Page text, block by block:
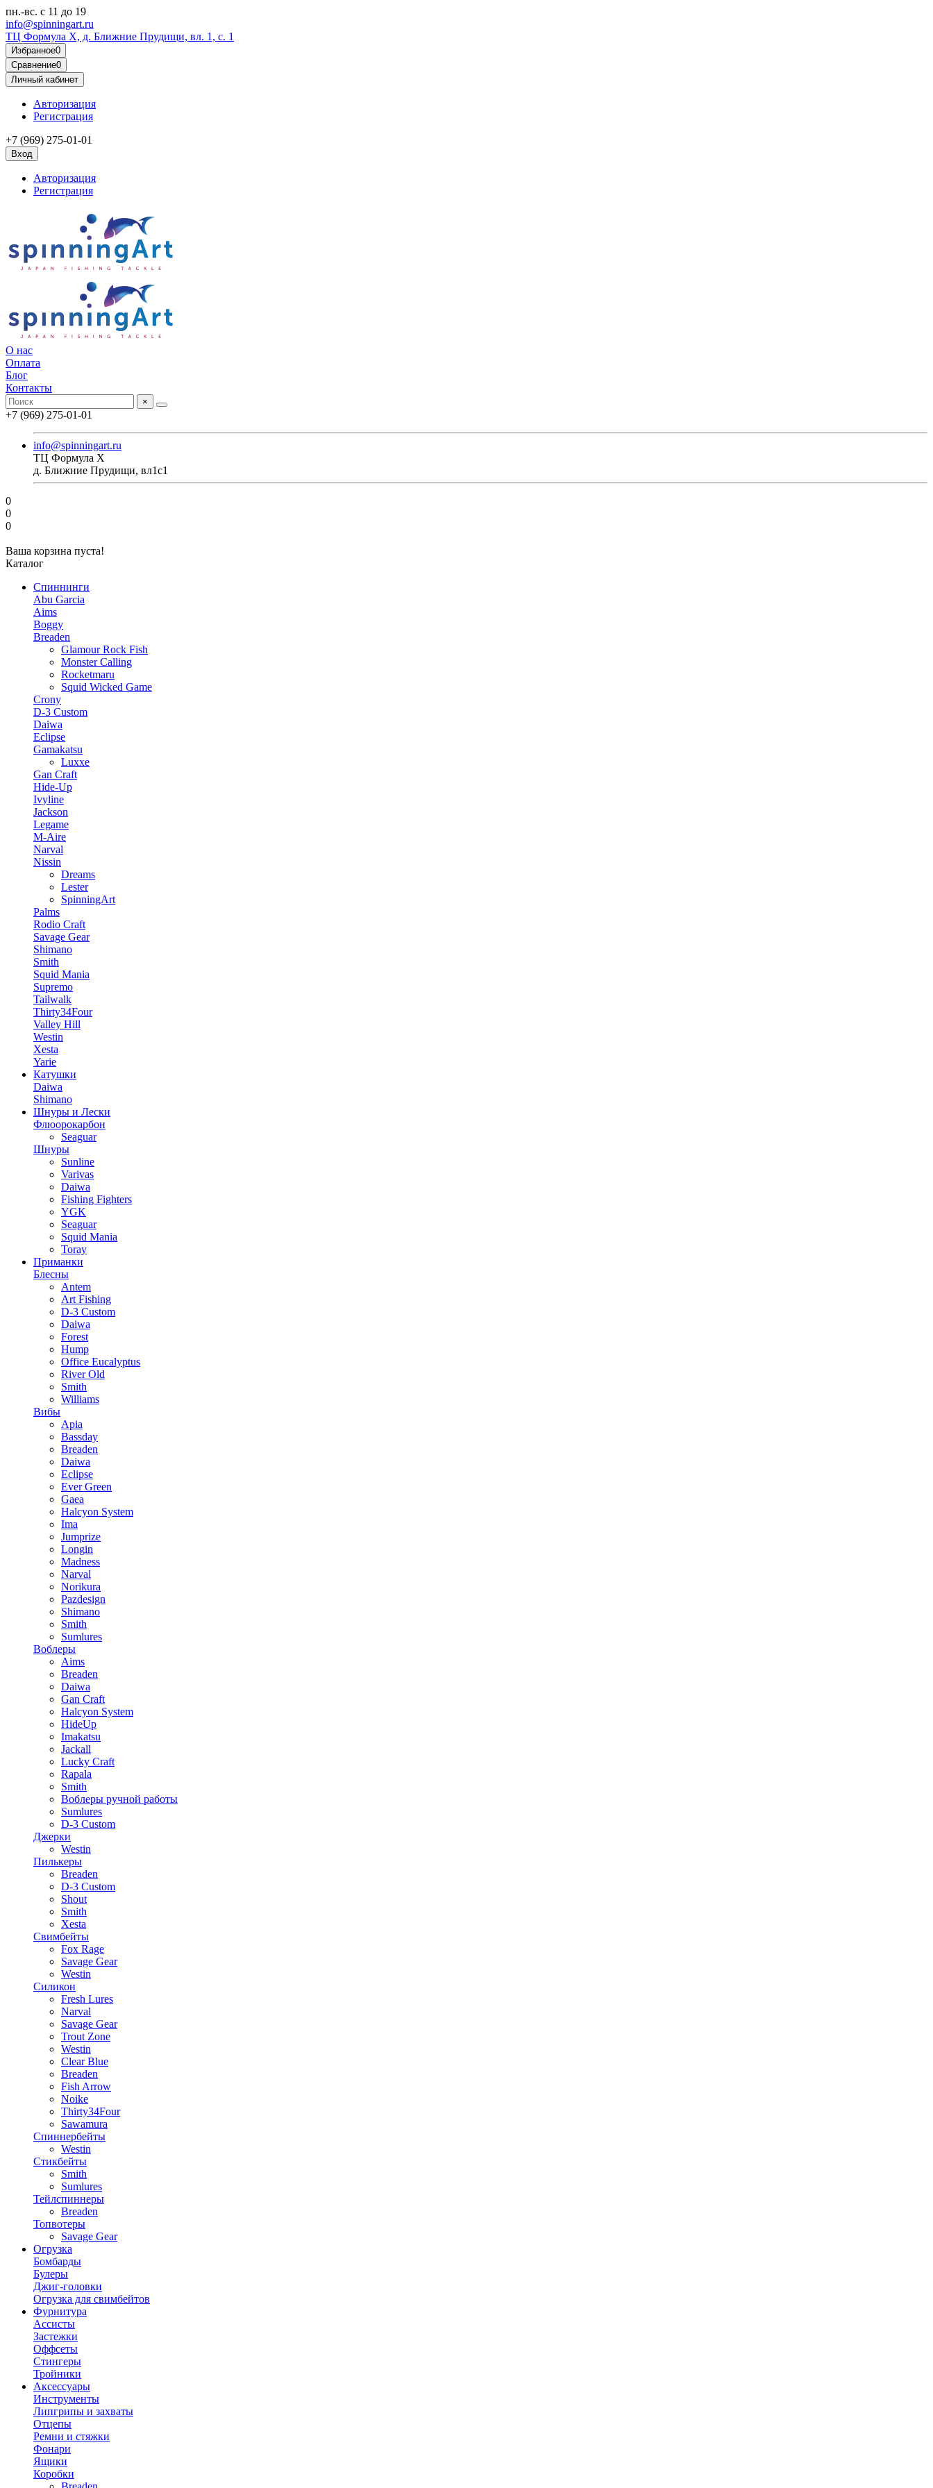
пн.-вс. с 11 до 19
info@spinningart.ru
ТЦ Формула X, д. Ближние Прудищи, вл. 1, с. 1
Избранное0
Сравнение0
Личный кабинет
Авторизация
Регистрация
+7 (969) 275-01-01
Вход
Авторизация
Регистрация
О нас
Оплата
Блог
Контакты
×
+7 (969) 275-01-01
info@spinningart.ru
ТЦ Формула X
д. Ближние Прудищи, вл1с1
0
0
0
Ваша корзина пуста!
Каталог
Спиннинги
Abu Garcia
Aims
Boggy
Breaden
Glamour Rock Fish
Monster Calling
Rocketmaru
Squid Wicked Game
Crony
D-3 Custom
Daiwa
Eclipse
Gamakatsu
Luxxe
Gan Craft
Hide-Up
Ivyline
Jackson
Legame
M-Aire
Narval
Nissin
Dreams
Lester
SpinningArt
Palms
Rodio Craft
Savage Gear
Shimano
Smith
Squid Mania
Supremo
Tailwalk
Thirty34Four
Valley Hill
Westin
Xesta
Yarie
Катушки
Daiwa
Shimano
Шнуры и Лески
Флюорокарбон
Seaguar
Шнуры
Sunline
Varivas
Daiwa
Fishing Fighters
YGK
Seaguar
Squid Mania
Toray
Приманки
Блесны
Antem
Art Fishing
D-3 Custom
Daiwa
Forest
Hump
Office Eucalyptus
River Old
Smith
Williams
Вибы
Apia
Bassday
Breaden
Daiwa
Eclipse
Ever Green
Gaea
Halcyon System
Ima
Jumprize
Longin
Madness
Narval
Norikura
Pazdesign
Shimano
Smith
Sumlures
Воблеры
Aims
Breaden
Daiwa
Gan Craft
Halcyon System
HideUp
Imakatsu
Jackall
Lucky Craft
Rapala
Smith
Воблеры ручной работы
Sumlures
D-3 Custom
Джерки
Westin
Пилькеры
Breaden
D-3 Custom
Shout
Smith
Xesta
Свимбейты
Fox Rage
Savage Gear
Westin
Силикон
Fresh Lures
Narval
Savage Gear
Trout Zone
Westin
Clear Blue
Breaden
Fish Arrow
Noike
Thirty34Four
Sawamura
Спиннербейты
Westin
Стикбейты
Smith
Sumlures
Тейлспиннеры
Breaden
Топвотеры
Savage Gear
Огрузка
Бомбарды
Булеры
Джиг-головки
Огрузка для свимбейтов
Фурнитура
Ассисты
Застежки
Оффсеты
Стингеры
Тройники
Аксессуары
Инструменты
Липгрипы и захваты
Отцепы
Ремни и стяжки
Фонари
Ящики
Коробки